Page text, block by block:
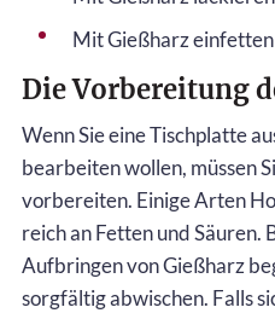
Mit Gießharz einfetten
Die Vorbereitung
Wenn Sie eine Tischplatte
bearbeiten wollen, müssen
vorbereiten. Einige Arten
reich an Fetten und Säuren.
Aufbringen von Gießharz
sorgfältig abwischen. Falls